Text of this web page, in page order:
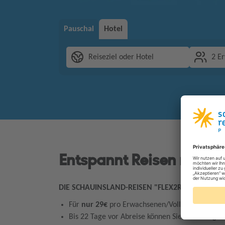
Pauschal Hotel
Reiseziel oder Hotel 2
Entspannt Reisen mit
DIE SCHAUINSLAND-REISEN "FLEX2RELAX"-
Für nur 29€ pro Erwachsenen/Vollzahler
Bis 22 Tage vor Abreise können Sie, ohne